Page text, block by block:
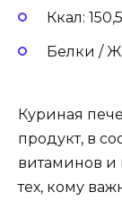
Ккал:
Белки /
Куриная
продукт, в
витаминов и
тех, кому